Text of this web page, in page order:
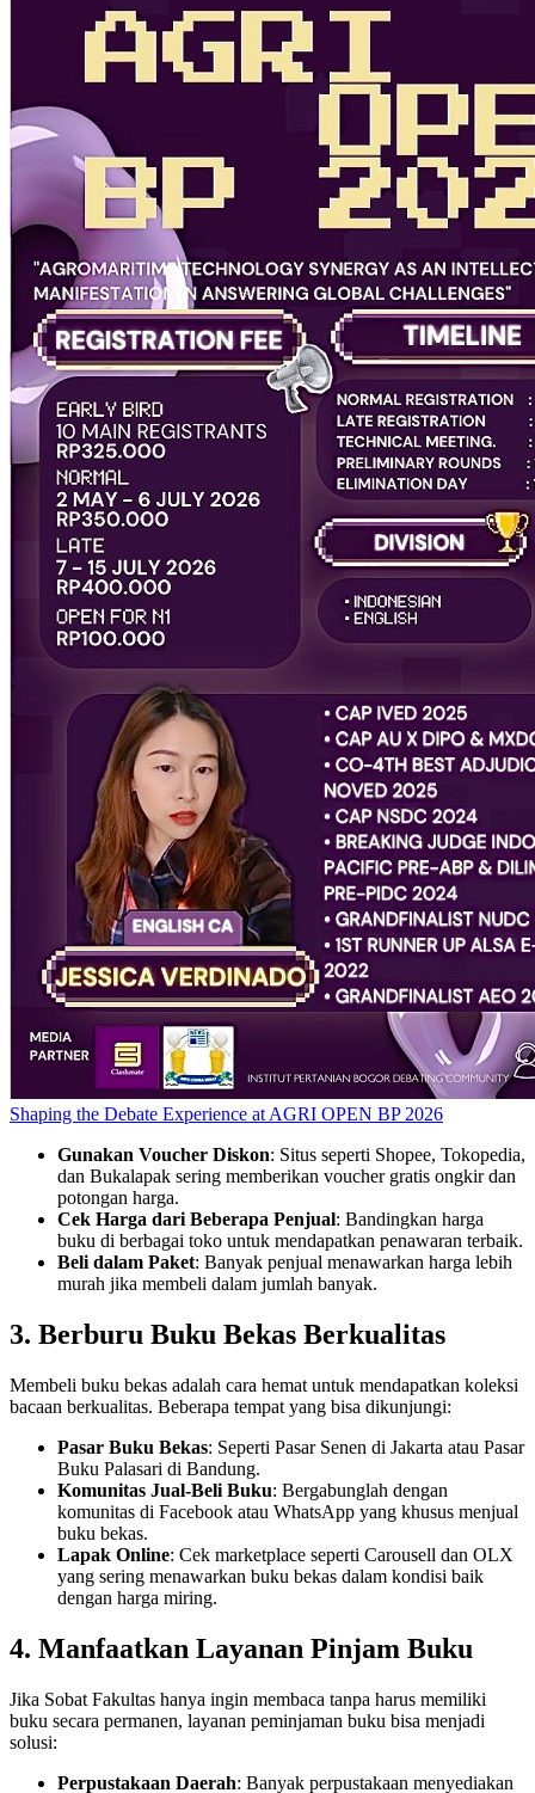
Shaping the Debate Experience at AGRI OPEN BP 2026
Gunakan Voucher Diskon: Situs seperti Shopee, Tokopedia,
dan Bukalapak sering memberikan voucher gratis ongkir dan
potongan harga.
Cek Harga dari Beberapa Penjual: Bandingkan harga
buku di berbagai toko untuk mendapatkan penawaran terbaik.
Beli dalam Paket: Banyak penjual menawarkan harga lebih
murah jika membeli dalam jumlah banyak.
3. Berburu Buku Bekas Berkualitas
Membeli buku bekas adalah cara hemat untuk mendapatkan koleksi
bacaan berkualitas. Beberapa tempat yang bisa dikunjungi:
Pasar Buku Bekas: Seperti Pasar Senen di Jakarta atau Pasar
Buku Palasari di Bandung.
Komunitas Jual-Beli Buku: Bergabunglah dengan
komunitas di Facebook atau WhatsApp yang khusus menjual
buku bekas.
Lapak Online: Cek marketplace seperti Carousell dan OLX
yang sering menawarkan buku bekas dalam kondisi baik
dengan harga miring.
4. Manfaatkan Layanan Pinjam Buku
Jika Sobat Fakultas hanya ingin membaca tanpa harus memiliki
buku secara permanen, layanan peminjaman buku bisa menjadi
solusi:
Perpustakaan Daerah: Banyak perpustakaan menyediakan